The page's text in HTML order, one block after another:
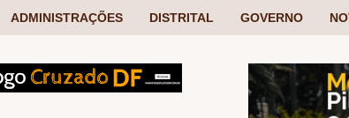
ADMINISTRAÇÕES DISTRITAL GOVERNO